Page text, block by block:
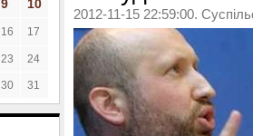
9
10
16 17
23 24
30 31
2012-11-15 22:59:00.